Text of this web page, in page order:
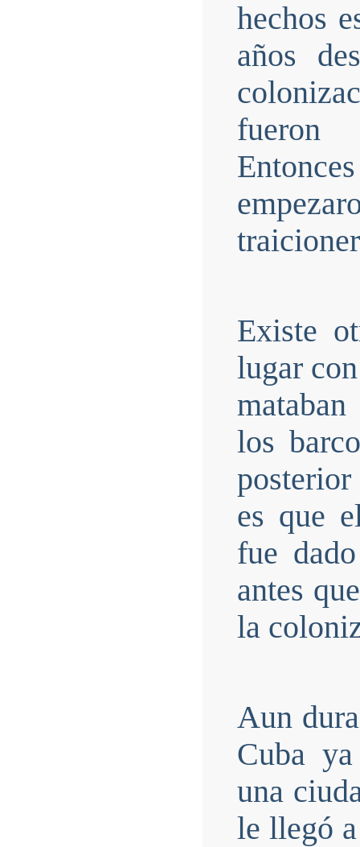
hechos
años
fueron
Existe
lugar
los
es que
fue
antes
la
Aun
Cuba
una
le llegó